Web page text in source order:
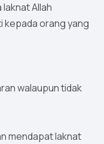
Allah
orang yang
walaupun tidak
mendapat laknat